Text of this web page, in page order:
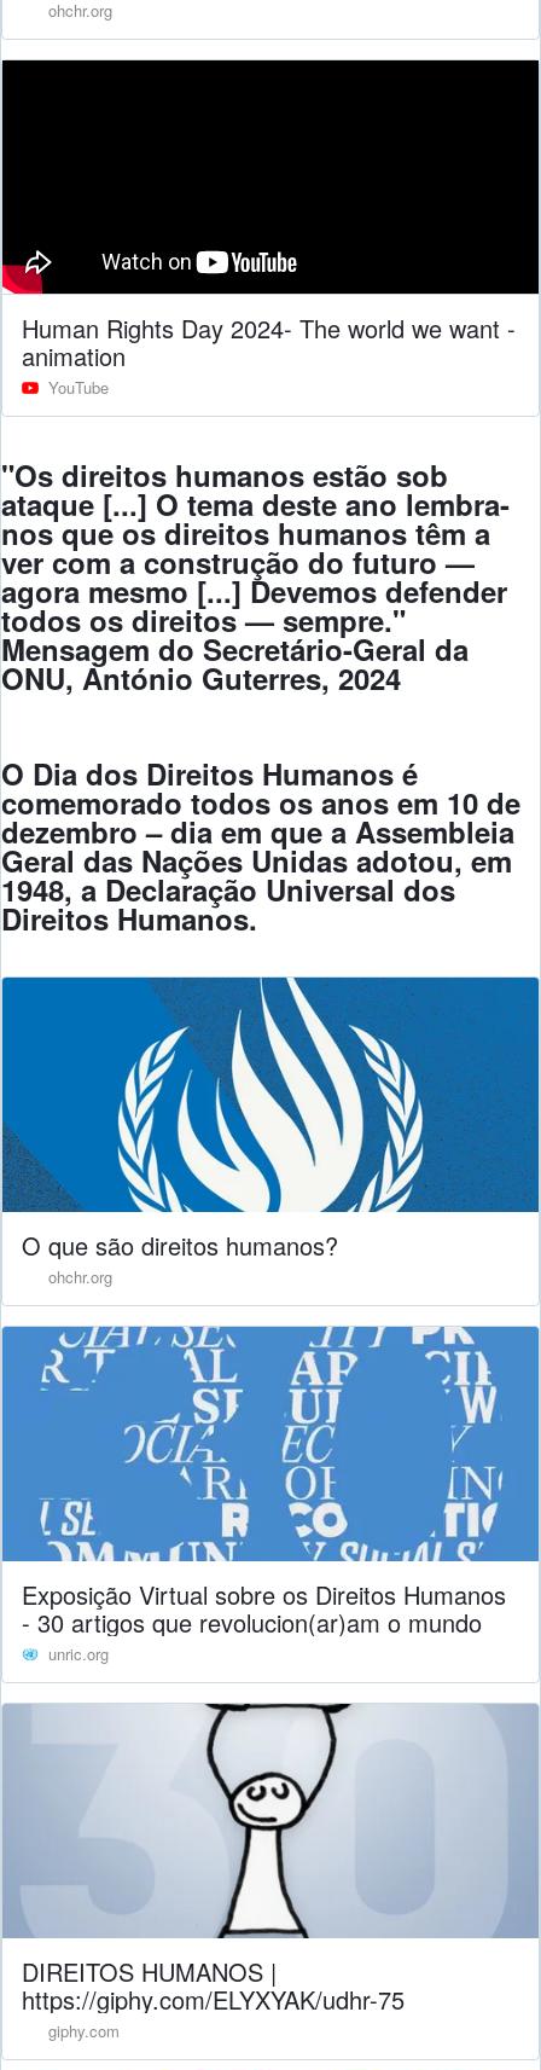
ohchr.org
Human Rights Day 2024- The world we want -
animation
YouTube
"Os direitos humanos estão sob
ataque [...] O tema deste ano lembra-
nos que os direitos humanos têm a
ver com a construção do futuro —
agora mesmo [...] Devemos defender
todos os direitos — sempre."
Mensagem do Secretário-Geral da
ONU, António Guterres, 2024
O Dia dos Direitos Humanos é
comemorado todos os anos em 10 de
dezembro – dia em que a Assembleia
Geral das Nações Unidas adotou, em
1948, a Declaração Universal dos
Direitos Humanos.
O que são direitos humanos?
ohchr.org
Exposição Virtual sobre os Direitos Humanos
- 30 artigos que revolucion(ar)am o mundo
unric.org
DIREITOS HUMANOS |
https://giphy.com/ELYXYAK/udhr-75
giphy.com